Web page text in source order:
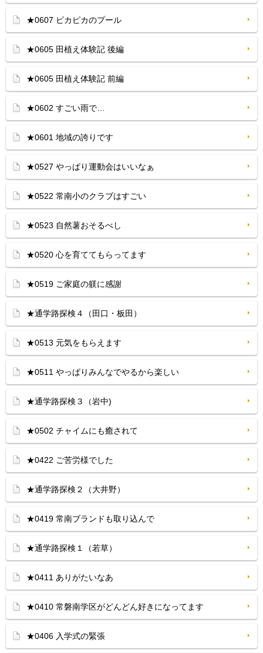
★0607 ピカピカのプール
★0605 田植え体験記 後編
★0605 田植え体験記 前編
★0602 すごい雨で…
★0601 地域の誇りです
★0527 やっぱり運動会はいいなぁ
★0522 常南小のクラブはすごい
★0523 自然薯おそるべし
★0520 心を育ててもらってます
★0519 ご家庭の躾に感謝
★通学路探検４（田口・板田）
★0513 元気をもらえます
★0511 やっぱりみんなでやるから楽しい
★通学路探検３（岩中)
★0502 チャイムにも癒されて
★0422 ご苦労様でした
★通学路探検２（大井野）
★0419 常南ブランドも取り込んで
★通学路探検１（若草）
★0411 ありがたいなあ
★0410 常磐南学区がどんどん好きになってます
★0406 入学式の緊張